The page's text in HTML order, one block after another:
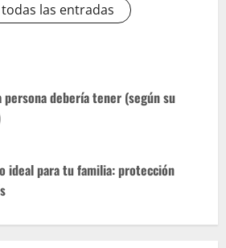
las entradas
persona debería tener (según su
ideal para tu familia: protección